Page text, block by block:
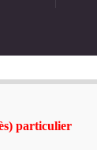
particulier